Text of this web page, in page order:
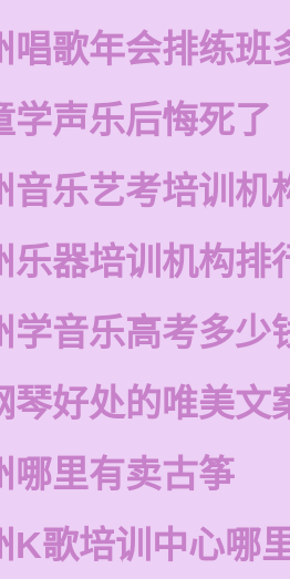
唱歌年会排练班
学声乐后悔死了
音乐艺考培训机
乐器培训机构排
学音乐高考多少
琴好处的唯美文
哪里有卖古筝
K歌培训中心哪